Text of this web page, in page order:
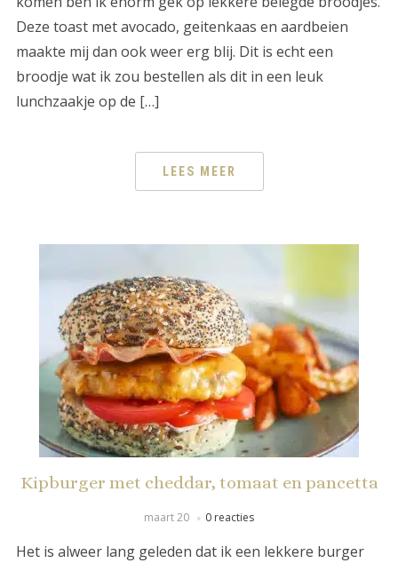
Deze toast met avocado, geitenkaas en aardbeien
maakte mij dan ook weer erg blij. Dit is echt een
broodje wat ik zou bestellen als dit in een leuk
lunchzaakje op de […]
LEES MEER
Kipburger met cheddar, tomaat en pancetta
maart 20 0 reacties
Het is alweer lang geleden dat ik een lekkere burger